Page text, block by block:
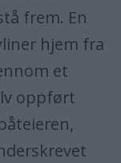
frem. En
hjem fra
et
oppført